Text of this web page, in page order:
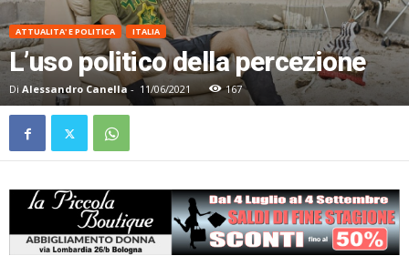
ATTUALITA' E POLITICA ITALIA
L’uso politico della percezione
Di Alessandro Canella- 11/06/2021 167